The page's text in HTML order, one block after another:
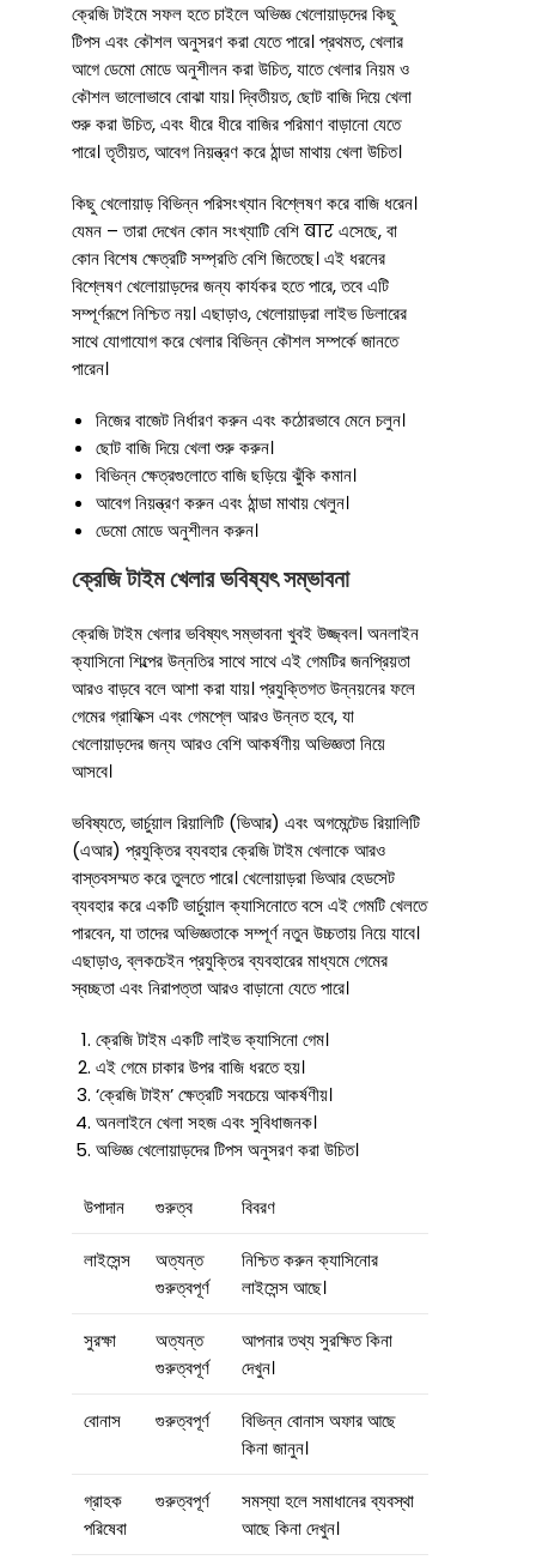
ক্রেজি টাইমে সফল হতে চাইলে অভিজ্ঞ খেলোয়াড়দের কিছু
টিপস এবং কৌশল অনুসরণ করা যেতে পারে। প্রথমত, খেলার
আগে ডেমো মোডে অনুশীলন করা উচিত, যাতে খেলার নিয়ম ও
কৌশল ভালোভাবে বোঝা যায়। দ্বিতীয়ত, ছোট বাজি দিয়ে খেলা
শুরু করা উচিত, এবং ধীরে ধীরে বাজির পরিমাণ বাড়ানো যেতে
পারে। তৃতীয়ত, আবেগ নিয়ন্ত্রণ করে ঠান্ডা মাথায় খেলা উচিত।
কিছু খেলোয়াড় বিভিন্ন পরিসংখ্যান বিশ্লেষণ করে বাজি ধরেন।
যেমন – তারা দেখেন কোন সংখ্যাটি বেশি बार এসেছে, বা
কোন বিশেষ ক্ষেত্রটি সম্প্রতি বেশি জিতেছে। এই ধরনের
বিশ্লেষণ খেলোয়াড়দের জন্য কার্যকর হতে পারে, তবে এটি
সম্পূর্ণরূপে নিশ্চিত নয়। এছাড়াও, খেলোয়াড়রা লাইভ ডিলারের
সাথে যোগাযোগ করে খেলার বিভিন্ন কৌশল সম্পর্কে জানতে
পারেন।
নিজের বাজেট নির্ধারণ করুন এবং কঠোরভাবে মেনে চলুন।
ছোট বাজি দিয়ে খেলা শুরু করুন।
বিভিন্ন ক্ষেত্রগুলোতে বাজি ছড়িয়ে ঝুঁকি কমান।
আবেগ নিয়ন্ত্রণ করুন এবং ঠান্ডা মাথায় খেলুন।
ডেমো মোডে অনুশীলন করুন।
ক্রেজি টাইম খেলার ভবিষ্যৎ সম্ভাবনা
ক্রেজি টাইম খেলার ভবিষ্যৎ সম্ভাবনা খুবই উজ্জ্বল। অনলাইন
ক্যাসিনো শিল্পের উন্নতির সাথে সাথে এই গেমটির জনপ্রিয়তা
আরও বাড়বে বলে আশা করা যায়। প্রযুক্তিগত উন্নয়নের ফলে
গেমের গ্রাফিক্স এবং গেমপ্লে আরও উন্নত হবে, যা
খেলোয়াড়দের জন্য আরও বেশি আকর্ষণীয় অভিজ্ঞতা নিয়ে
আসবে।
ভবিষ্যতে, ভার্চুয়াল রিয়ালিটি (ভিআর) এবং অগমেন্টেড রিয়ালিটি
(এআর) প্রযুক্তির ব্যবহার ক্রেজি টাইম খেলাকে আরও
বাস্তবসম্মত করে তুলতে পারে। খেলোয়াড়রা ভিআর হেডসেট
ব্যবহার করে একটি ভার্চুয়াল ক্যাসিনোতে বসে এই গেমটি খেলতে
পারবেন, যা তাদের অভিজ্ঞতাকে সম্পূর্ণ নতুন উচ্চতায় নিয়ে যাবে।
এছাড়াও, ব্লকচেইন প্রযুক্তির ব্যবহারের মাধ্যমে গেমের
স্বচ্ছতা এবং নিরাপত্তা আরও বাড়ানো যেতে পারে।
ক্রেজি টাইম একটি লাইভ ক্যাসিনো গেম।
এই গেমে চাকার উপর বাজি ধরতে হয়।
‘ক্রেজি টাইম’ ক্ষেত্রটি সবচেয়ে আকর্ষণীয়।
অনলাইনে খেলা সহজ এবং সুবিধাজনক।
অভিজ্ঞ খেলোয়াড়দের টিপস অনুসরণ করা উচিত।
উপাদান গুরুত্ব বিবরণ
লাইসেন্স
অত্যন্ত
গুরুত্বপূর্ণ
নিশ্চিত করুন ক্যাসিনোর
লাইসেন্স আছে।
সুরক্ষা
অত্যন্ত
গুরুত্বপূর্ণ
আপনার তথ্য সুরক্ষিত কিনা
দেখুন।
বোনাস গুরুত্বপূর্ণ
বিভিন্ন বোনাস অফার আছে
কিনা জানুন।
গ্রাহক
পরিষেবা
গুরুত্বপূর্ণ
সমস্যা হলে সমাধানের ব্যবস্থা
আছে কিনা দেখুন।